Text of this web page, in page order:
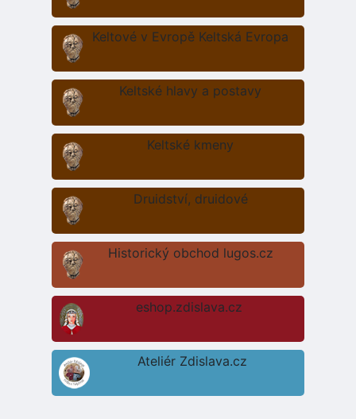
Keltové v Evropě Keltská Evropa
Keltské hlavy a postavy
Keltské kmeny
Druidství, druidové
Historický obchod lugos.cz
eshop.zdislava.cz
Ateliér Zdislava.cz